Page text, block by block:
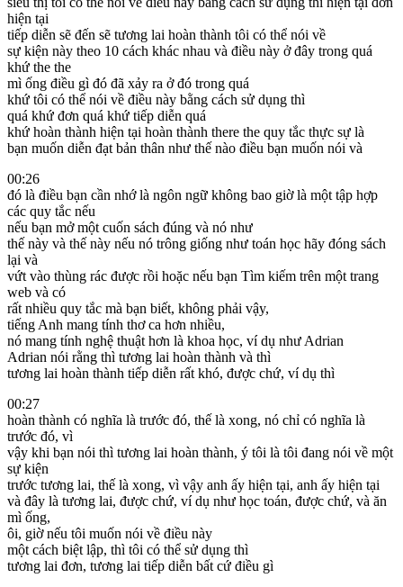
hiện tại
tiếp diễn sẽ đến sẽ tương lai hoàn thành tôi có thể nói về
sự kiện này theo 10 cách khác nhau và điều này ở đây trong quá
khứ the the
mì ống điều gì đó đã xảy ra ở đó trong quá
khứ tôi có thể nói về điều này bằng cách sử dụng thì
quá khứ đơn quá khứ tiếp diễn quá
khứ hoàn thành hiện tại hoàn thành there the quy tắc thực sự là
bạn muốn diễn đạt bản thân như thế nào điều bạn muốn nói và
00:26
đó là điều bạn cần nhớ là ngôn ngữ không bao giờ là một tập hợp
các quy tắc nếu
nếu bạn mở một cuốn sách đúng và nó như
thế này và thế này nếu nó trông giống như toán học hãy đóng sách
lại và
vứt vào thùng rác được rồi hoặc nếu bạn Tìm kiếm trên một trang
web và có
rất nhiều quy tắc mà bạn biết, không phải vậy,
tiếng Anh mang tính thơ ca hơn nhiều,
nó mang tính nghệ thuật hơn là khoa học, ví dụ như Adrian
Adrian nói rằng thì tương lai hoàn thành và thì
tương lai hoàn thành tiếp diễn rất khó, được chứ, ví dụ thì
00:27
hoàn thành có nghĩa là trước đó, thế là xong, nó chỉ có nghĩa là
trước đó, vì
vậy khi bạn nói thì tương lai hoàn thành, ý tôi là tôi đang nói về một
sự kiện
trước tương lai, thế là xong, vì vậy anh ấy hiện tại, anh ấy hiện tại
và đây là tương lai, được chứ, ví dụ như học toán, được chứ, và ăn
mì ống,
ôi, giờ nếu tôi muốn nói về điều này
một cách biệt lập, thì tôi có thể sử dụng thì
tương lai đơn, tương lai tiếp diễn bất cứ điều gì